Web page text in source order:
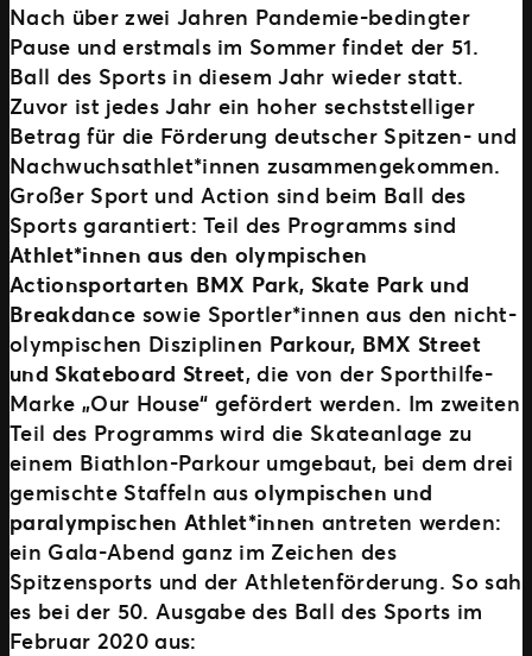
Nach über zwei Jahren Pandemie-bedingter
Pause und erstmals im Sommer findet der 51.
Ball des Sports in diesem Jahr wieder statt.
Zuvor ist jedes Jahr ein hoher sechststelliger
Betrag für die Förderung deutscher Spitzen- und
Nachwuchsathlet*innen zusammengekommen.
Großer Sport und Action sind beim Ball des
Sports garantiert: Teil des Programms sind
Athlet*innen aus den olympischen
Actionsportarten BMX Park, Skate Park und
Breakdance sowie Sportler*innen aus den nicht-
olympischen Disziplinen Parkour, BMX Street
und Skateboard Street, die von der Sporthilfe-
Marke „Our House“ gefördert werden. Im zweiten
Teil des Programms wird die Skateanlage zu
einem Biathlon-Parkour umgebaut, bei dem drei
gemischte Staffeln ausolympischen und
paralympischen Athlet*innen antreten werden:
ein Gala-Abend ganz im Zeichen des
Spitzensports und der Athletenförderung. So sah
es bei der 50. Ausgabe des Ball des Sports im
Februar 2020 aus: